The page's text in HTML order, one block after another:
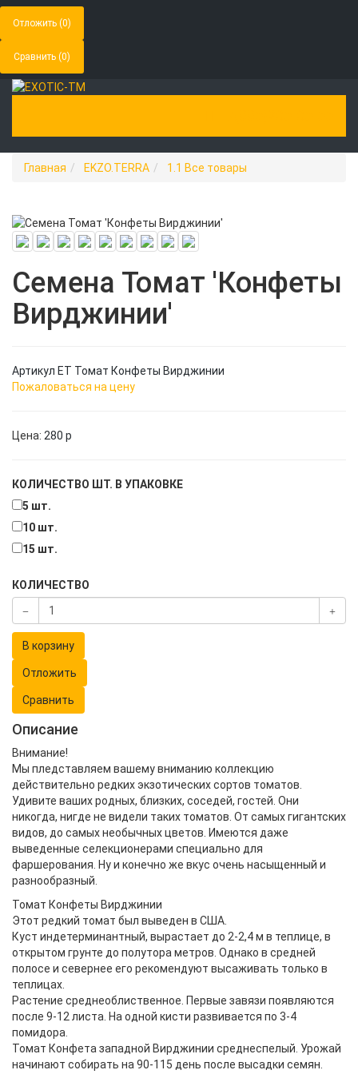
Отложить (0)
Сравнить (0)
Главная EKZO.TERRA 1.1 Все товары
Семена Томат 'Конфеты
Вирджинии'
Артикул ЕТ Томат Конфеты Вирджинии
Пожаловаться на цену
Цена: 280 p
КОЛИЧЕСТВО ШТ. В УПАКОВКЕ
5 шт.
10 шт.
15 шт.
КОЛИЧЕСТВО
В корзину
Отложить
Сравнить
Описание
Внимание!
Мы пледставляем вашему вниманию коллекцию
действительно редких экзотических сортов томатов.
Удивите ваших родных, близких, соседей, гостей. Они
никогда, нигде не видели таких томатов. От самых гигантских
видов, до самых необычных цветов. Имеются даже
выведенные селекционерами специально для
фаршерования. Ну и конечно же вкус очень насыщенный и
разнообразный.
Томат Конфеты Вирджинии
Этот редкий томат был выведен в США.
Куст индетерминантный, вырастает до 2-2,4 м в теплице, в
открытом грунте до полутора метров. Однако в средней
полосе и севернее его рекомендуют высаживать только в
теплицах.
Растение среднеоблиственное. Первые завязи появляются
после 9-12 листа. На одной кисти развивается по 3-4
помидора.
Томат Конфета западной Вирджинии среднеспелый. Урожай
начинают собирать на 90-115 день после высадки семян.